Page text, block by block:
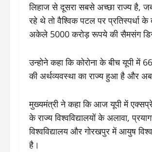
लिहाज से दूसरा सबसे अच्छा राज्य है,
रहे थे तो वैश्विक पटल पर प्रतिस्पर्धा
अकेले 5000 करोड़ रूपये की सैमसंग
उन्होने कहा कि कोरोना के बीच यूपी
की अर्थव्यवस्था का राज्य हुआ है और अब
मुख्यमंत्री ने कहा कि आज यूपी में
के राज्य विश्वविद्यालयों के अलावा,
विश्वविद्यालय और गोरखपुर में आयुष
है।